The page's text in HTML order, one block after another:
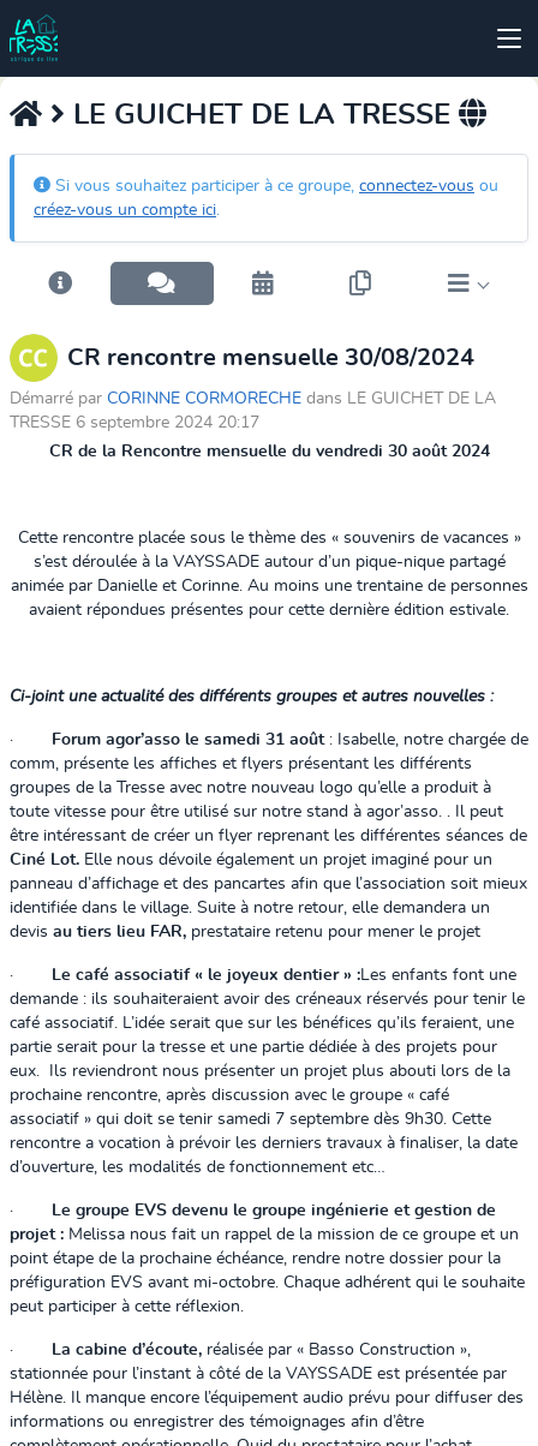
LE GUICHET DE LA TRESSE
Si vous souhaitez participer à ce groupe, connectez-vous ou
créez-vous un compte ici.
CR rencontre mensuelle 30/08/2024
Démarré par CORINNE CORMORECHE dans LE GUICHET DE LA
TRESSE 6 septembre 2024 20:17
CR de la Rencontre mensuelle du vendredi 30 août 2024
Cette rencontre placée sous le thème des « souvenirs de vacances »
s’est déroulée à la VAYSSADE autour d’un pique-nique partagé
animée par Danielle et Corinne. Au moins une trentaine de personnes
avaient répondues présentes pour cette dernière édition estivale.
Ci-joint une actualité des différents groupes et autres nouvelles :
· Forum agor’asso le samedi 31 août: Isabelle, notre chargée de
comm, présente les affiches et flyers présentant les différents
groupes de la Tresse avec notre nouveau logo qu’elle a produit à
toute vitesse pour être utilisé sur notre stand à agor’asso. . Il peut
être intéressant de créer un flyer reprenant les différentes séances de
Ciné Lot. Elle nous dévoile également un projet imaginé pour un
panneau d’affichage et des pancartes afin que l’association soit mieux
identifiée dans le village. Suite à notre retour, elle demandera un
devis au tiers lieu FAR, prestataire retenu pour mener le projet
· Le café associatif « le joyeux dentier » :Les enfants font une
demande : ils souhaiteraient avoir des créneaux réservés pour tenir le
café associatif. L’idée serait que sur les bénéfices qu’ils feraient, une
partie serait pour la tresse et une partie dédiée à des projets pour
eux. Ils reviendront nous présenter un projet plus abouti lors de la
prochaine rencontre, après discussion avec le groupe « café
associatif » qui doit se tenir samedi 7 septembre dès 9h30. Cette
rencontre a vocation à prévoir les derniers travaux à finaliser, la date
d’ouverture, les modalités de fonctionnement etc…
·
Le groupe EVS devenu le groupe ingénierie et gestion de
projet : Melissa nous fait un rappel de la mission de ce groupe et un
point étape de la prochaine échéance, rendre notre dossier pour la
préfiguration EVS avant mi-octobre. Chaque adhérent qui le souhaite
peut participer à cette réflexion.
· La cabine d’écoute, réalisée par « Basso Construction »,
stationnée pour l’instant à côté de la VAYSSADE est présentée par
Hélène. Il manque encore l’équipement audio prévu pour diffuser des
informations ou enregistrer des témoignages afin d’être